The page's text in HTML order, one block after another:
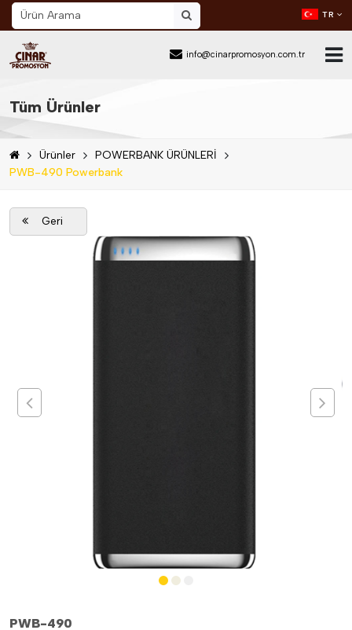
info@cinarpromosyon.com.tr
TR
Ana Sayfa
Hakkımızda
Sektör
Mail Order
Tüm Ürünler
Ürünler
POWERBANK ÜRÜNLERİ
PWB-490 Powerbank
Geri
PWB-490